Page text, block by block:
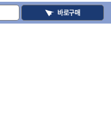
바로구매